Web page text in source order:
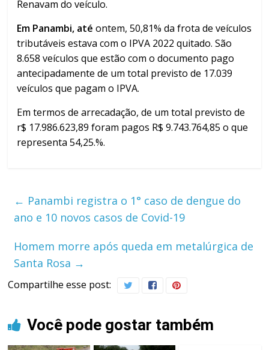
Renavam do veículo.
Em Panambi, até ontem, 50,81% da frota de veículos
tributáveis estava com o IPVA 2022 quitado. São
8.658 veículos que estão com o documento pago
antecipadamente de um total previsto de 17.039
veículos que pagam o IPVA.
Em termos de arrecadação, de um total previsto de
r$ 17.986.623,89 foram pagos R$ 9.743.764,85 o que
representa 54,25.%.
← Panambi registra o 1° caso de dengue do
ano e 10 novos casos de Covid-19
Homem morre após queda em metalúrgica de
Santa Rosa →
Compartilhe esse post:
Você pode gostar também